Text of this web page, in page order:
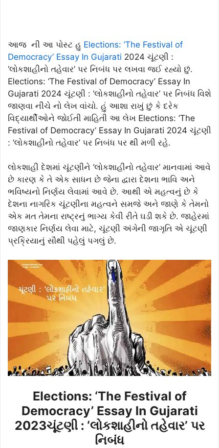
આજ ની આ પોસ્ટ હુ Elections: ‘The Festival of
Democracy’ Essay In Gujarati 2024 ચૂંટણી :
‘લોકશાહીનો તહેવાર’ પર નિબંધ પર લખવા જઈ રહ્યો છું.
Elections: ‘The Festival of Democracy’ Essay In
Gujarati 2024 ચૂંટણી : ‘લોકશાહીનો તહેવાર’ પર નિબંધ વિશે
જાણવા નીચે નો લેખ વાંચો. હું આશા રાખું છું કે દરેક
વિદ્યાર્થીઓને જોઈતી માહિતી આ લેખ Elections: ‘The
Festival of Democracy’ Essay In Gujarati 2024 ચૂંટણી
: ‘લોકશાહીનો તહેવાર’ પર નિબંધ પર થી મળી રહે.
લોકશાહી દેશમાં ચૂંટણીને ‘લોકશાહીનો તહેવાર’ માનવામાં આવે
છે કારણ કે તે એક સાધન છે જેના દ્વારા દેશના ભાવિ અને
ભવિષ્યનો નિર્ણય લેવામાં આવે છે. આથી એ મહત્વનું છે કે
દેશના નાગરિક ચૂંટણીના મહત્વને સમજે અને જાણે કે તેમનો
એક મત તેમના રાષ્ટ્રનું ભાગ્ય કેવી રીતે ઘડી શકે છે. જાહેરમાં
જાણકાર નિર્ણય લેવા માટે, ચૂંટણી અંગેની જાગૃતિ એ ચૂંટણી
પ્રક્રિયાનું સૌથી પહેલું પગલું છે.
Elections: ‘The Festival of
Democracy’ Essay In Gujarati
2023ચૂંટણી : ‘લોકશાહીનો તહેવાર’ પર
નિબંધ